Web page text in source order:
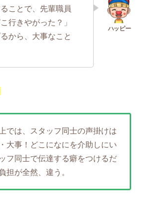
ことで、先輩職員
行きやがった？」
から、大事なこと
では、スタッフ同士の声掛けは
大事！どこになにを介助しにい
フ同士で伝達する癖をつけるだ
担が全然、違う。